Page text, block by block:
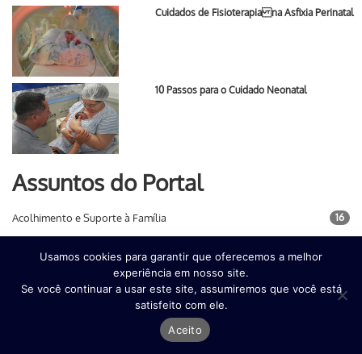
Cuidados de Fisioterapia na Asfixia Perinatal
10 Passos para o Cuidado Neonatal
Assuntos do Portal
Acolhimento e Suporte à Família 16
Atenção ao Nascimento
Condições relevantes para a
Usamos cookies para garantir que oferecemos a melhor
experiência em nosso site.
Se você continuar a usar este site, assumiremos que você está
satisfeito com ele.
Aceito